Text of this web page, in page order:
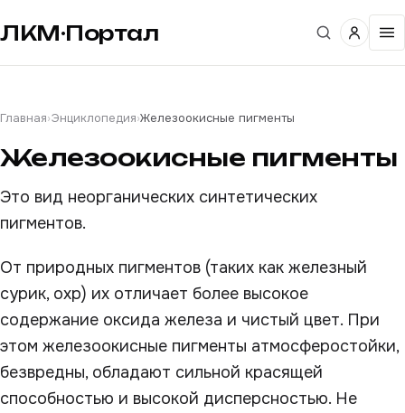
ЛКМ·Портал
Главная›Энциклопедия›Железоокисные пигменты
Железоокисные пигменты
Это вид неорганических синтетических
пигментов.
От природных пигментов (таких как железный
сурик, охр) их отличает более высокое
содержание оксида железа и чистый цвет. При
этом железоокисные пигменты атмосферостойки,
безвредны, обладают сильной красящей
способностью и высокой дисперсностью. Не